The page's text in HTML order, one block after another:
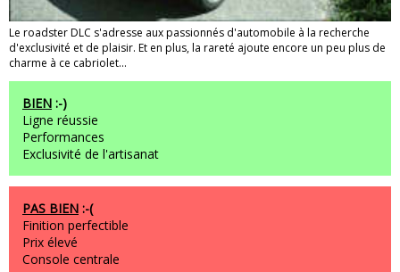
Le roadster DLC s'adresse aux passionnés d'automobile à la recherche
d'exclusivité et de plaisir. Et en plus, la rareté ajoute encore un peu plus de
charme à ce cabriolet...
BIEN :-)
Ligne réussie
Performances
Exclusivité de l'artisanat
PAS BIEN :-(
Finition perfectible
Prix élevé
Console centrale